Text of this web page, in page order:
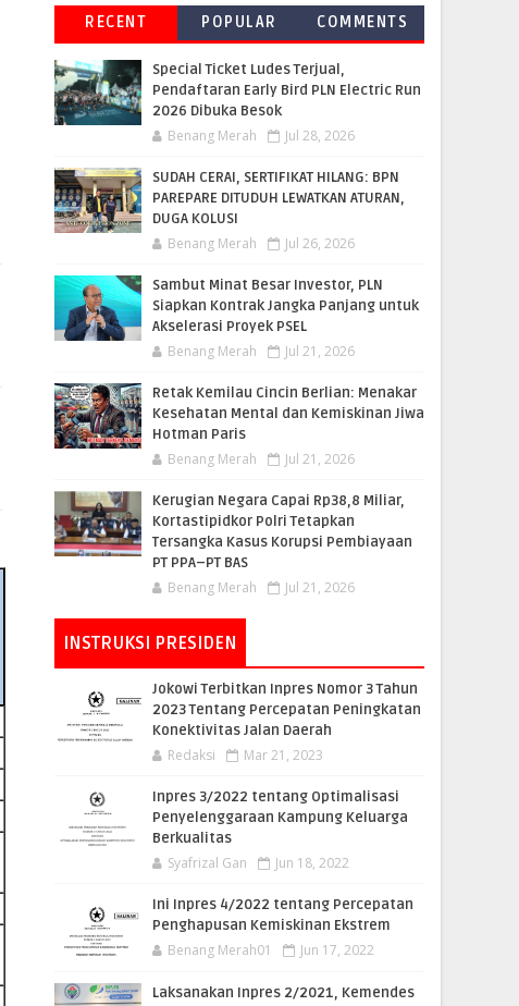
RECENT POPULAR COMMENTS
Special Ticket Ludes Terjual,
Pendaftaran Early Bird PLN Electric Run
2026 Dibuka Besok
Benang Merah Jul 28, 2026
SUDAH CERAI, SERTIFIKAT HILANG: BPN
PAREPARE DITUDUH LEWATKAN ATURAN,
DUGA KOLUSI
Benang Merah Jul 26, 2026
Sambut Minat Besar Investor, PLN
Siapkan Kontrak Jangka Panjang untuk
Akselerasi Proyek PSEL
Benang Merah Jul 21, 2026
Retak Kemilau Cincin Berlian: Menakar
Kesehatan Mental dan Kemiskinan Jiwa
Hotman Paris
Benang Merah Jul 21, 2026
Kerugian Negara Capai Rp38,8 Miliar,
Kortastipidkor Polri Tetapkan
Tersangka Kasus Korupsi Pembiayaan
PT PPA–PT BAS
Benang Merah Jul 21, 2026
INSTRUKSI PRESIDEN
Jokowi Terbitkan Inpres Nomor 3 Tahun
2023 Tentang Percepatan Peningkatan
Konektivitas Jalan Daerah
Redaksi Mar 21, 2023
Inpres 3/2022 tentang Optimalisasi
Penyelenggaraan Kampung Keluarga
Berkualitas
Syafrizal Gan Jun 18, 2022
Ini Inpres 4/2022 tentang Percepatan
Penghapusan Kemiskinan Ekstrem
Benang Merah01 Jun 17, 2022
Laksanakan Inpres 2/2021, Kemendes